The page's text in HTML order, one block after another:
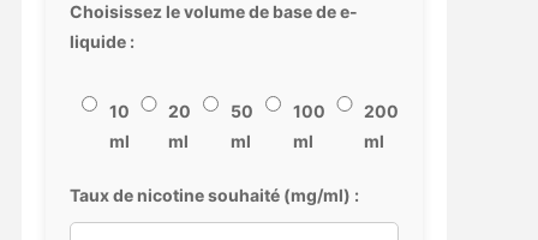
Choisissez le volume de base de e-
liquide :
10
ml
20
ml
50
ml
100
ml
200
ml
Taux de nicotine souhaité (mg/ml) :